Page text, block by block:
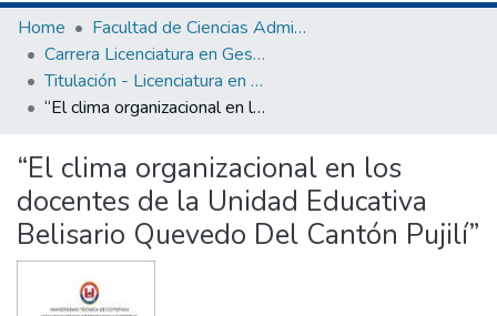
Communities & Collections
Search
Statistics
Home
Facultad de Ciencias Administrativas y Económicas
Carrera Licenciatura en Gestión del Talento Humano
Titulación - Licenciatura en Gestión del Talento Humano
“El clima organizacional en los docentes de la Unidad Educativa Belisario Quevedo Del Cantón Pujilí”
“El clima organizacional en los
docentes de la Unidad Educativa
Belisario Quevedo Del Cantón Pujilí”